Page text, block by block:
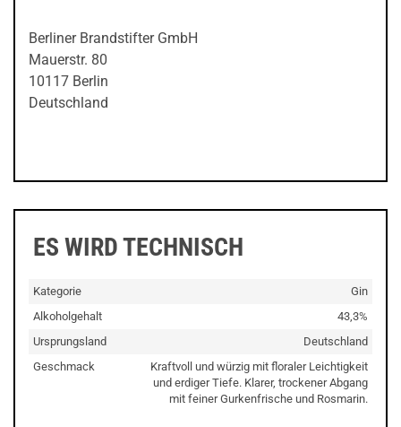
Berliner Brandstifter GmbH
Mauerstr. 80
10117 Berlin
Deutschland
ES WIRD TECHNISCH
Kategorie
Gin
Alkoholgehalt
43,3%
Ursprungsland
Deutschland
Geschmack
Kraftvoll und würzig mit floraler Leichtigkeit
und erdiger Tiefe. Klarer, trockener Abgang
mit feiner Gurkenfrische und Rosmarin.